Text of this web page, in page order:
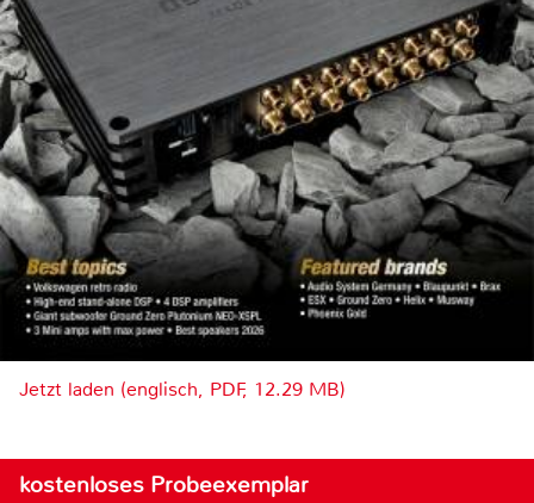
Jetzt laden (englisch, PDF, 12.29 MB)
kostenloses Probeexemplar